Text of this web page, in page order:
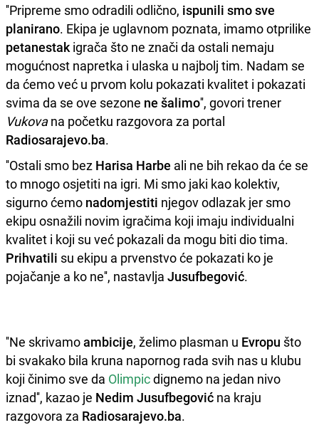
''Pripreme smo odradili odlično, ispunili smo sve
planirano. Ekipa je uglavnom poznata, imamo otprilike
petanestak igrača što ne znači da ostali nemaju
mogućnost napretka i ulaska u najbolj tim. Nadam se
da ćemo već u prvom kolu pokazati kvalitet i pokazati
svima da se ove sezone ne šalimo'', govori trener
Vukovana početku razgovora za portal
Radiosarajevo.ba.
''Ostali smo bez Harisa Harbe ali ne bih rekao da će se
to mnogo osjetiti na igri. Mi smo jaki kao kolektiv,
sigurno ćemo nadomjestiti njegov odlazak jer smo
ekipu osnažili novim igračima koji imaju individualni
kvalitet i koji su već pokazali da mogu biti dio tima.
Prihvatili su ekipu a prvenstvo će pokazati ko je
pojačanje a ko ne'', nastavlja Jusufbegović.
''Ne skrivamoambicije, želimo plasman u Evropu što
bi svakako bila kruna napornog rada svih nas u klubu
koji činimo sve da Olimpicdignemo na jedan nivo
iznad'', kazao je Nedim Jusufbegović na kraju
razgovora za Radiosarajevo.ba.